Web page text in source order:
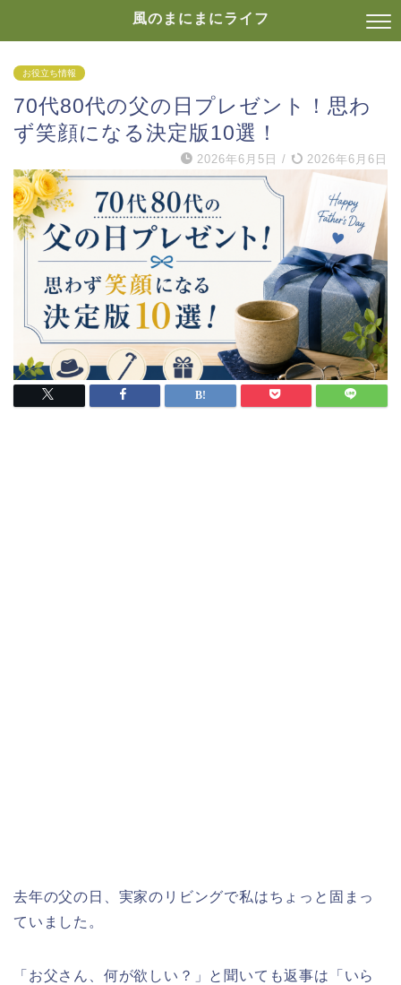
風のまにまにライフ
お役立ち情報
70代80代の父の日プレゼント！思わ
ず笑顔になる決定版10選！
2026年6月5日 / 2026年6月6日
去年の父の日、実家のリビングで私はちょっと固まっ
ていました。
「お父さん、何が欲しい？」と聞いても返事は「いら